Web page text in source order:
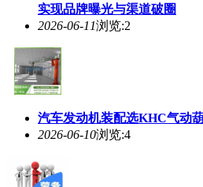
实现品牌曝光与渠道破圈
2026-06-11浏览:2
汽车发动机装配选KHC气动
2026-06-10浏览:4